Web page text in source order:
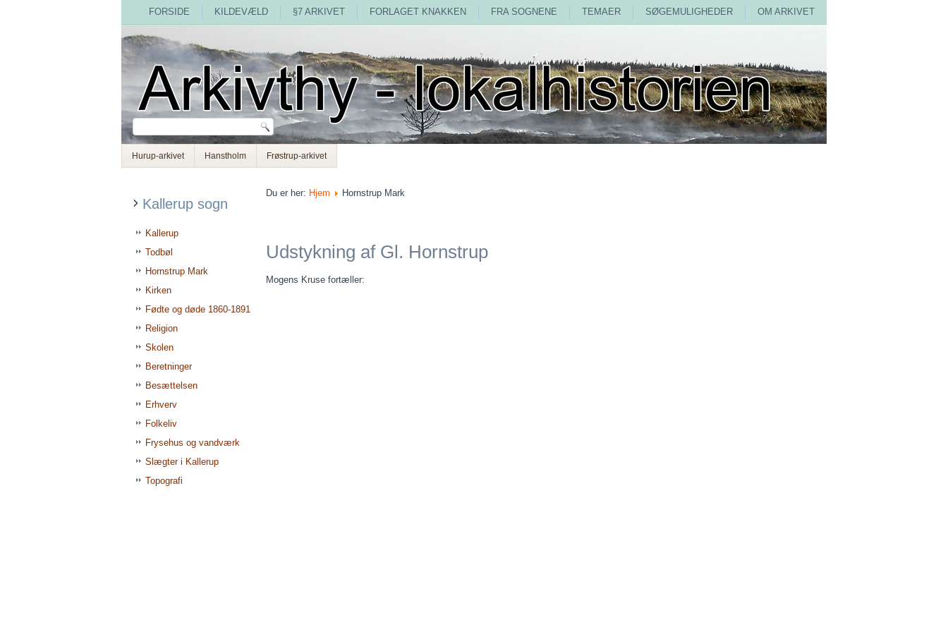
FORSIDE KILDEVÆLD §7 ARKIVET FORLAGET KNAKKEN FRA SOGNENE TEMAER SØGEMULIGHEDER OM ARKIVET
Hurup-arkivet Hanstholm Frøstrup-arkivet
Kallerup sogn
Kallerup
Todbøl
Hornstrup Mark
Kirken
Fødte og døde 1860-1891
Religion
Skolen
Beretninger
Besættelsen
Erhverv
Folkeliv
Frysehus og vandværk
Slægter i Kallerup
Topografi
Du er her: Hjem Hornstrup Mark
Udstykning af Gl. Hornstrup
Mogens Kruse fortæller: